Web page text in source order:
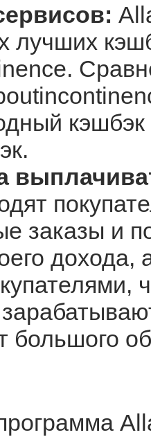
лучших
заказы и
большого